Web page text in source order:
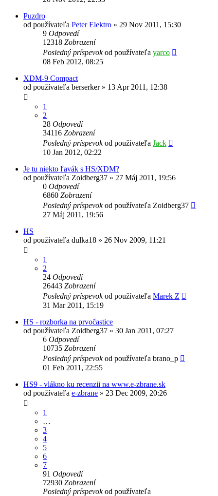
Puzdro
od používateľa Peter Elektro » 29 Nov 2011, 15:30
9 Odpovedí
12318 Zobrazení
Posledný príspevokod používateľa yarco
08 Feb 2012, 08:25
XDM-9 Compact
od používateľa berserker» 13 Apr 2011, 12:38
1
2
28 Odpovedí
34116 Zobrazení
Posledný príspevokod používateľa Jack
10 Jan 2012, 02:22
Je tu niekto ľavák s HS/XDM?
od používateľa Zoidberg37 » 27 Máj 2011, 19:56
0 Odpovedí
6860 Zobrazení
Posledný príspevokod používateľa Zoidberg37
27 Máj 2011, 19:56
HS
od používateľa dulka18 » 26 Nov 2009, 11:21
1
2
24 Odpovedí
26443 Zobrazení
Posledný príspevokod používateľa Marek Z
31 Mar 2011, 15:19
HS - rozborka na prvočastice
od používateľa Zoidberg37 » 30 Jan 2011, 07:27
6 Odpovedí
10735 Zobrazení
Posledný príspevokod používateľa brano_p
01 Feb 2011, 22:55
HS9 - vlákno ku recenzii na www.e-zbrane.sk
od používateľa e-zbrane » 23 Dec 2009, 20:26
1
…
3
4
5
6
7
91 Odpovedí
72930 Zobrazení
Posledný príspevokod používateľa